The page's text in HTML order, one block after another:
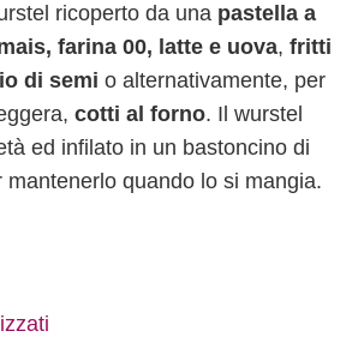
ricoperto da una pastella a
farina 00, latte e uova, fritti
di semi o alternativamente, per
cotti al forno. Il wurstel
ed infilato in un bastoncino di
mantenerlo quando lo si mangia.